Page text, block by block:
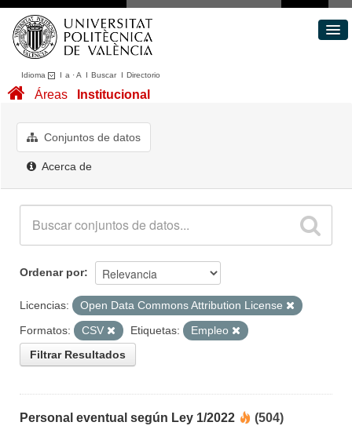
Idioma I a ·A I BuscarI Directorio
Conjuntos de datos
Acerca de
Áreas Institucional
Conjuntos de datos
Acerca de
Ordenar por
Licencias:
Open Data Commons Attribution License
Formatos:
CSV Etiquetas:
Empleo
Filtrar Resultados
Personal eventual según Ley 1/2022 (504)